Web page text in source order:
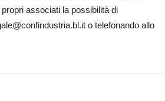
associati la possibilità di
o telefonando allo